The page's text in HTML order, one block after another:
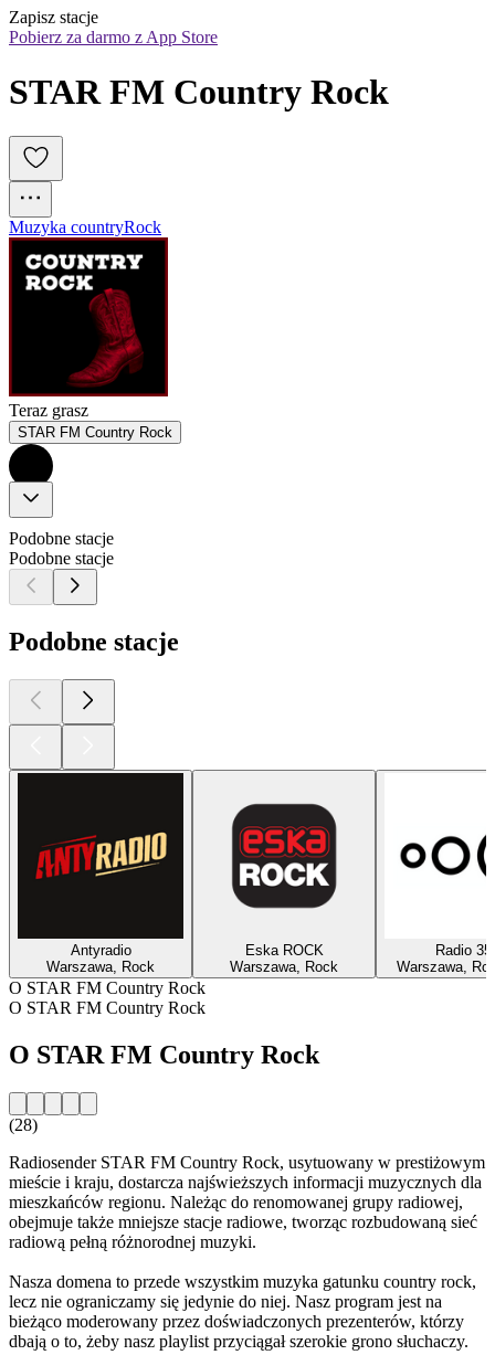
Zapisz stacje
Pobierz za darmo z App Store
STAR FM Country Rock
Muzyka countryRock
Teraz grasz
STAR FM Country Rock
Podobne stacje
Podobne stacje
Podobne stacje
Antyradio
Warszawa, Rock
Eska ROCK
Warszawa, Rock
Radio
Warszawa,
O STAR FM Country Rock
O STAR FM Country Rock
O STAR FM Country Rock
(28)
Radiosender STAR FM Country Rock, usytuowany w prestiżowym
mieście i kraju, dostarcza najświeższych informacji muzycznych dla
mieszkańców regionu. Należąc do renomowanej grupy radiowej,
obejmuje także mniejsze stacje radiowe, tworząc rozbudowaną sieć
radiową pełną różnorodnej muzyki.
Nasza domena to przede wszystkim muzyka gatunku country rock,
lecz nie ograniczamy się jedynie do niej. Nasz program jest na
bieżąco moderowany przez doświadczonych prezenterów, którzy
dbają o to, żeby nasz playlist przyciągał szerokie grono słuchaczy.